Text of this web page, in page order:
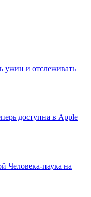
ужин и отслеживать
доступна в Apple
Человека-паука на